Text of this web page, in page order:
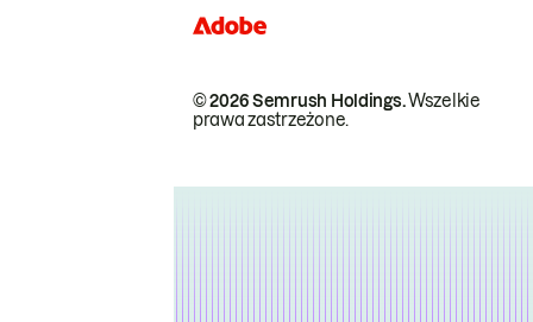
© 2026 Semrush Holdings.Wszelkie
prawa zastrzeżone.